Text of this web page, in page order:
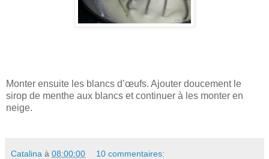
Monter ensuite les blancs d’œufs. Ajouter doucement le
sirop de menthe aux blancs et continuer à les monter en
neige.
Catalina à 08:00:00 10 commentaires: